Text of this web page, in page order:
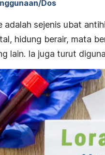
Dos
adalah sejenis ubat
hidung berair, mata
lain. Ia juga turut